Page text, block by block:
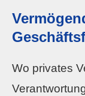
Wo privates